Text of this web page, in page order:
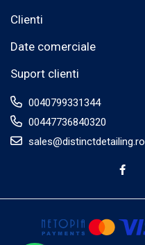
Clienti
Date comerciale
Suport clienti
0040799331344
00447736840320
sales@distinctdetailing.ro